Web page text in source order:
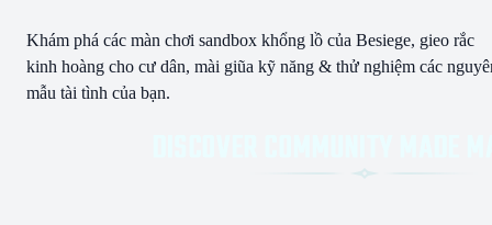
Khám phá các màn chơi sandbox khổng lồ của Besiege, gieo rắc
kinh hoàng cho cư dân, mài giũa kỹ năng & thử nghiệm các
mẫu tài tình của bạn.